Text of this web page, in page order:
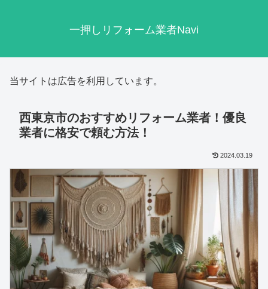
一押しリフォーム業者Navi
当サイトは広告を利用しています。
西東京市のおすすめリフォーム業者！優良
業者に格安で頼む方法！
2024.03.19